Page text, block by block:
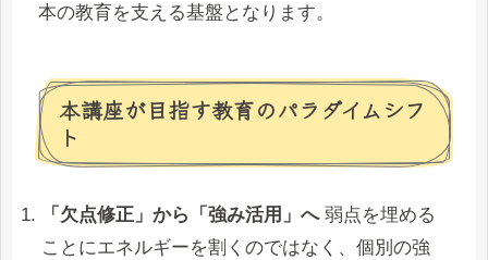
本の教育を支える基盤となります。
本講座が目指す教育のパラダイムシフ
ト
「欠点修正」から「強み活用」へ弱点を埋める
ことにエネルギーを割くのではなく、個別の強